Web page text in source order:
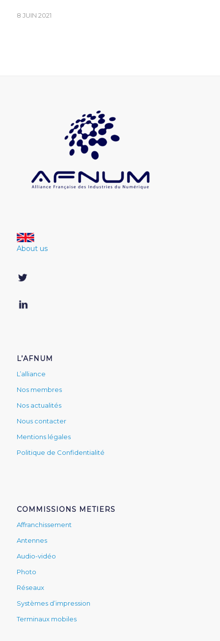
8 JUIN 2021
About us
L’AFNUM
L’alliance
Nos membres
Nos actualités
Nous contacter
Mentions légales
Politique de Confidentialité
COMMISSIONS METIERS
Affranchissement
Antennes
Audio-vidéo
Photo
Réseaux
Systèmes d’impression
Terminaux mobiles